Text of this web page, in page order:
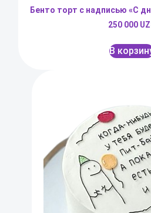
Бенто торт с надписью «С
250 000
В